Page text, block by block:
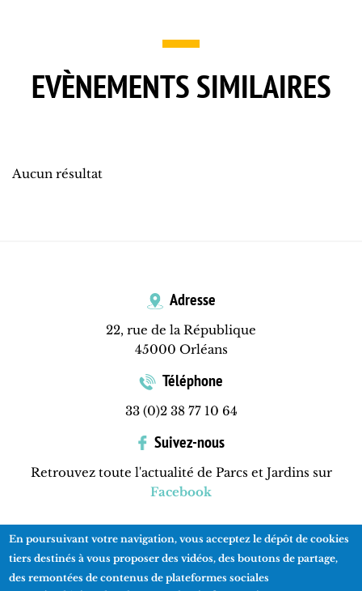
EVÈNEMENTS SIMILAIRES
Aucun résultat
Adresse
22, rue de la République
45000 Orléans
Téléphone
33 (0)2 38 77 10 64
Suivez-nous
Retrouvez toute l'actualité de Parcs et Jardins sur
Facebook
Contactez-nous Mentions légales Plan du site
En poursuivant votre navigation, vous acceptez le dépôt de cookies
tiers destinés à vous proposer des vidéos, des boutons de partage,
des remontées de contenus de plateformes sociales